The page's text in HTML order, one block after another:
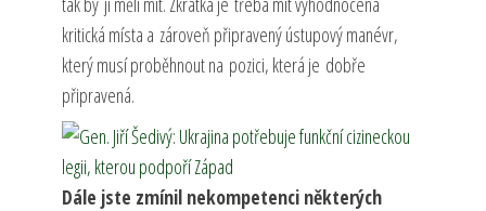
kritická místa a zároveň připravený ústupový manévr,
který musí proběhnout na pozici, která je dobře
připravená.
Dále jste zmínil nekompetenci některých